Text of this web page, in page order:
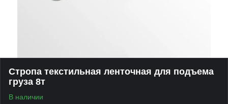
Стропа текстильная ленточная для подъема
груза 8т
В наличии